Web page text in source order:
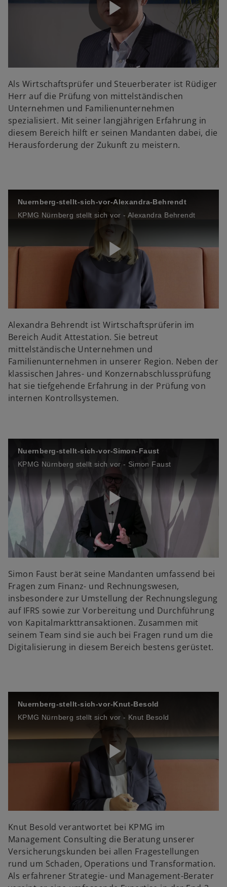
i
d
e
o
P
l
a
y
V
d
e
o
Als Wirtschaftsprüfer und Steuerberater ist Rüdiger
Herr auf die Prüfung von mittelständischen
Unternehmen und Familienunternehmen
spezialisiert. Mit seiner langjährigen Erfahrung in
diesem Bereich hilft er seinen Mandanten dabei, die
Herausforderung der Zukunft zu meistern.
Nuernberg-stellt-sich-vor-Alexandra-Behrendt
KPMG Nürnberg stellt sich vor - Alexandra Behrendt
P
l
a
V
i
d
e
Alexandra Behrendt ist Wirtschaftsprüferin im
Bereich Audit Attestation. Sie betreut
mittelständische Unternehmen und
Familienunternehmen in unserer Region. Neben der
klassischen Jahres- und Konzernabschlussprüfung
hat sie tiefgehende Erfahrung in der Prüfung von
internen Kontrollsystemen.
Nuernberg-stellt-sich-vor-Simon-Faust
KPMG Nürnberg stellt sich vor - Simon Faust
P
l
a
V
i
d
e
Simon Faust berät seine Mandanten umfassend bei
Fragen zum Finanz- und Rechnungswesen,
insbesondere zur Umstellung der Rechnungslegung
auf IFRS sowie zur Vorbereitung und Durchführung
von Kapitalmarkttransaktionen. Zusammen mit
seinem Team sind sie auch bei Fragen rund um die
Digitalisierung in diesem Bereich bestens gerüstet.
Nuernberg-stellt-sich-vor-Knut-Besold
KPMG Nürnberg stellt sich vor - Knut Besold
P
l
a
Knut Besold verantwortet bei KPMG im
Management Consulting die Beratung unserer
Versicherungskunden bei allen Fragestellungen
rund um Schaden, Operations und Transformation.
Als erfahrener Strategie- und Management-Berater